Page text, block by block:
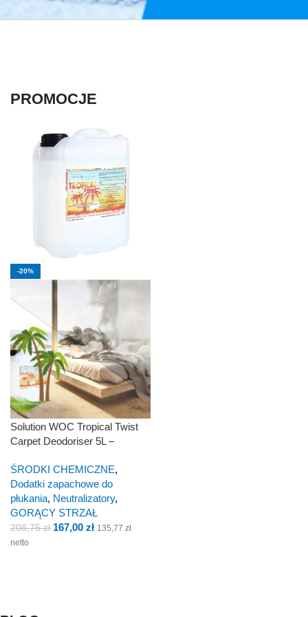
PROMOCJE
-20%
Solution WOC Tropical Twist
Carpet Deodoriser 5L –
neutralizator zapachu
ŚRODKI CHEMICZNE,
Dodatki zapachowe do
płukania, Neutralizatory,
GORĄCY STRZAŁ
208,75zł 167,00 zł 135,77 zł
netto